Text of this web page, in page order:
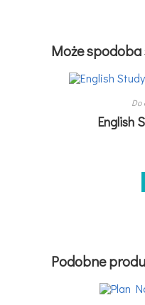
Może
Do
English
Podobne